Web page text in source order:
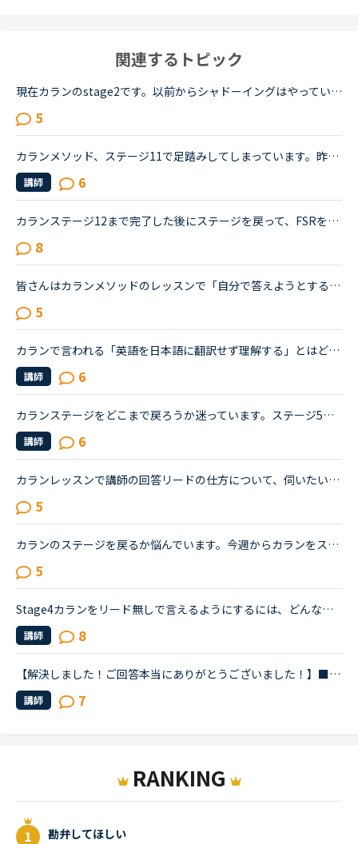
関連するトピック
現在カランのstage2です。以前からシャドーイングはやっていて、先に話してくれる先生だとその先生が話し始めたすぐ後に続いて話すことは出来るのですが、本日カランであたった先生は、質問後に私の回答を待つ先...
5
カランメソッド、ステージ11で足踏みしてしまっています。昨年9月にステージ3からはじめたカランで、ステージ9くらいから難しさを感じるようになりました。勢いでビジネスカランも終え、ただいまステージ11の終盤...
講師 6
カランステージ12まで完了した後にステージを戻って、FSRを繰り返している方のお話は、この掲示板でもいくつか伺っています。ですが、ステージ中盤６，７，８，あたりまで進んだ後、いったんステージを戻ってFSR...
8
皆さんはカランメソッドのレッスンで「自分で答えようとする」と「シャドーイングに徹する」のどちらの方針で臨んでいますか？（特にNew WordsよりDaily Revisionの場合）私は「自分で答えようとする」のほうなの...
5
カランで言われる「英語を日本語に翻訳せず理解する」とはどういうことですか？私自身はカラン1からはじめ、今はカラン5に入ったところです。聞きたいのは●英語のまま理解できているのか？日本語に翻訳してしまっ...
講師 6
カランステージをどこまで戻ろうか迷っています。ステージ5を受講していましたが、今年6月を最後に、復習の時間がとれなくて辛くなったため、カランを中断していました。ステージ5ではシャドーイングで講師につい...
講師 6
カランレッスンで講師の回答リードの仕方について、伺いたいと思います。カランを始めて5か月目ですが、いつも、こちらが言い始めるのを待たずにリードしてくれる数名のお気に入り講師に習っています。ステージが...
5
カランのステージを戻るか悩んでいます。今週からカランをステージ2から始め現在3回（レベルチェック除く）のレッスンを終えました。先生の言っていることやリードにはついていけていますが、即答しようとすると...
5
Stage4カランをリード無しで言えるようにするには、どんな復習をすれば良いでしょうか？daily revisionを、先生に待ってもらって、自分で答える努力をしています。オーディオに合わせて、ひたすらシャドウイング...
講師 8
【解決しました！ご回答本当にありがとうございました！】■効果的なカランレッスンの進め方について2020年1月からネイティブキャンプを始め、現在カランレッスンはステージ4の全復習直前段階です。毎回どうしても...
講師 7
RANKING
勘弁してほしい